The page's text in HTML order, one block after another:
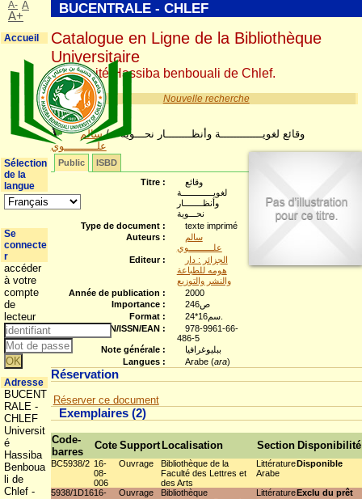
Nouvelle recherche
وقائع لغويـــــــــــــة وأنظــــــــار نحـــوية /سالم
علــــــــــوي
Public
ISBD
Titre :
وقائع
لغويـــــــــــــة
وأنظــــــــار
نحـــوية
Type de document :
texte imprimé
Auteurs :
سالم
علــــــــــوي
Editeur :
الجزائر : دار
هومه للطباعة
والنشر والتوزيع
Année de publication :
2000
Importance :
246ص
Format :
24*16سم.
ISBN/ISSN/EAN :
978-9961-66-
486-5
Note générale :
ببليوغرافيا
Langues :
Arabe (ara)
Réservation
Réserver ce document
Exemplaires (2)
Code-
barres
Cote Support Localisation Section Disponibilité
BC5938/2 16-
08-
006
Ouvrage
Bibliothèque de la
Faculté des Lettres et
des Arts
Littérature
Arabe
Disponible
5938/1D1616-
Ouvrage
Bibliothèque
LittératureExclu du prêt
BUCENTRALE - CHLEF
Catalogue en Ligne de la Bibliothèque
Universitaire
Université Hassiba benbouali de Chlef.
A- A
A+
Accueil
Sélection
de la
langue
Se
connecte
r
accéder
à votre
compte
de
lecteur
Adresse
BUCENT
RALE -
CHLEF
Universit
é
Hassiba
Benboua
li de
Chlef -